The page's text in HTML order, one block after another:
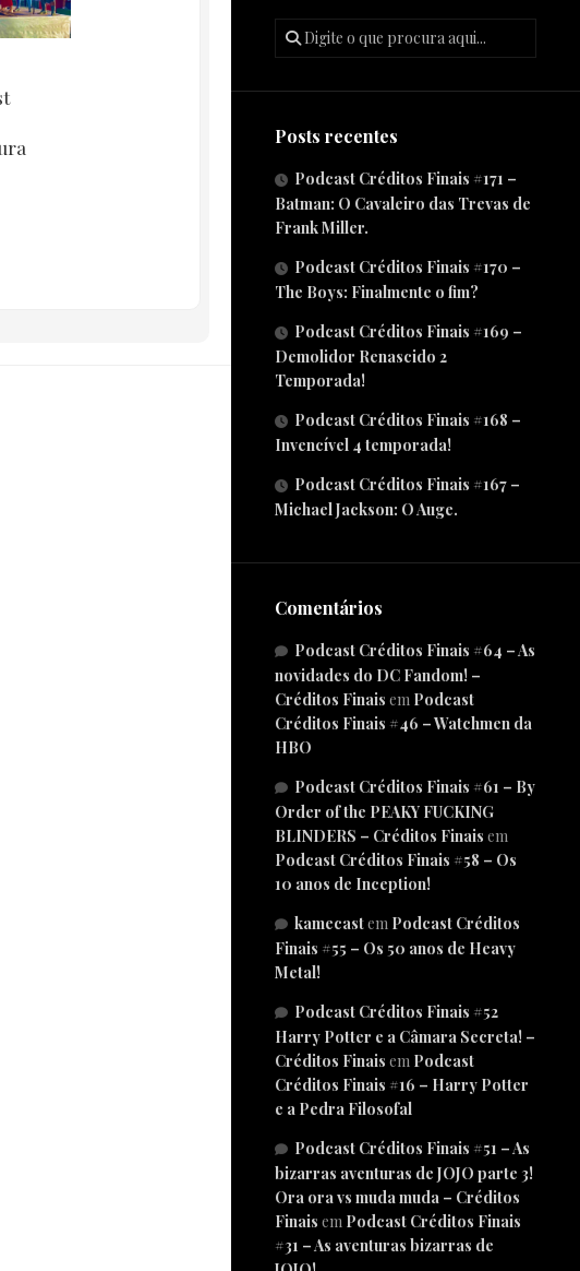
Posts recentes
Podcast Créditos Finais #171 –
Batman: O Cavaleiro das Trevas de
Frank Miller.
Podcast Créditos Finais #170 –
The Boys: Finalmente o fim?
Podcast Créditos Finais #169 –
Demolidor Renascido 2
Temporada!
Podcast Créditos Finais #168 –
Invencível 4 temporada!
Podcast Créditos Finais #167 –
Michael Jackson: O Auge.
Comentários
Podcast Créditos Finais #64 – As
novidades do DC Fandom! –
Créditos Finais em Podcast
Créditos Finais #46 – Watchmen da
HBO
Podcast Créditos Finais #61 – By
Order of the PEAKY FUCKING
BLINDERS – Créditos Finais em
Podcast Créditos Finais #58 – Os
10 anos de Inception!
kamecastem Podcast Créditos
Finais #55 – Os 50 anos de Heavy
Metal!
Podcast Créditos Finais #52
Harry Potter e a Câmara Secreta! –
Créditos Finais em Podcast
Créditos Finais #16 – Harry Potter
e a Pedra Filosofal
Podcast Créditos Finais #51 – As
bizarras aventuras de JOJO parte 3!
Ora ora vs muda muda – Créditos
Finais em Podcast Créditos Finais
#31 – As aventuras bizarras de